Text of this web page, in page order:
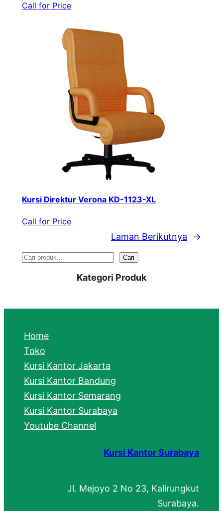
Call for Price
Kursi Direktur Verona KD-1123-XL
Call for Price
Laman Berikutnya →
S
r
h
Cari
Kategori Produk
Home
Toko
Kursi Kantor Jakarta
Kursi Kantor Bandung
Kursi Kantor Semarang
Kursi Kantor Surabaya
Youtube Channel
Kursi Kantor Surabaya
Jl. Mejoyo 2 No 23, Kalirungkut
Surabaya.